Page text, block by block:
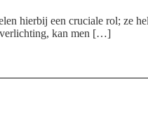
hierbij een cruciale rol; ze
verlichting, kan men […]